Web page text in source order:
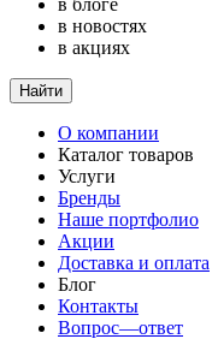
в блоге
в новостях
в акциях
Найти
О компании
Каталог товаров
Услуги
Бренды
Наше портфолио
Акции
Доставка и оплата
Блог
Контакты
Вопрос—ответ